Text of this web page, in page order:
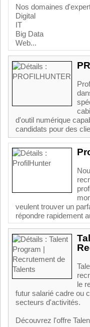
Nos domaines
Digital
IT
Big Data
Web...
d'outil numérique
candidats pour des
veulent trouver un
répondre rapidement
le
futur salarié cadre ou
secteurs d'activités.
Découvrez l'offre